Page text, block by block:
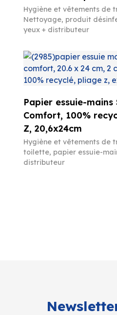
Hygiène et vêtements de
Nettoyage, produit
yeux + distributeur
Papier essuie-mains
Comfort, 100%
Z, 20,6x24cm
Hygiène et vêtements de
toilette, papier essuie-
distributeur